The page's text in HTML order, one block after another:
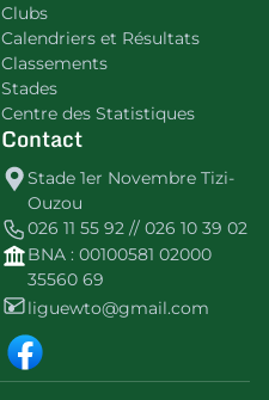
Clubs
Calendriers et Résultats
Classements
Stades
Centre des Statistiques
Contact
Stade 1er Novembre Tizi-
Ouzou
026 11 55 92 // 026 10 39 02
BNA : 00100581 02000
35560 69
liguewto@gmail.com